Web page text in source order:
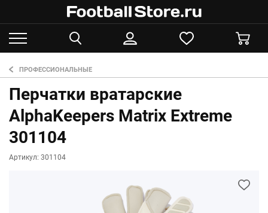
ПРОФЕССИОНАЛЬНЫЕ
Перчатки вратарские
AlphaKeepers Matrix Extreme
301104
Артикул: 301104